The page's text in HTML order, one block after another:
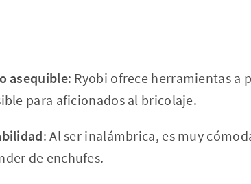
asequible: Ryobi ofrece herramientas a
para aficionados al bricolaje.
: Al ser inalámbrica, es muy
de enchufes.